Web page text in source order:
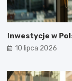
Inwestycje w
10 lipca 2026